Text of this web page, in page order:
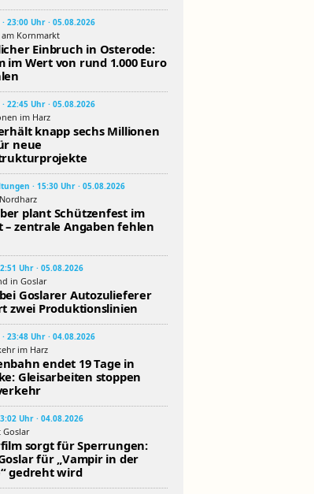
23:00 Uhr · 05.08.2026
Kornmarkt
Einbruch in Osterode:
im Wert von rund 1.000 Euro
22:45 Uhr · 05.08.2026
im Harz
knapp sechs Millionen
neue
· 15:30 Uhr · 05.08.2026
plant Schützenfest im
– zentrale Angaben fehlen
Uhr · 05.08.2026
in Goslar
Goslarer Autozulieferer
zwei Produktionslinien
23:48 Uhr · 04.08.2026
im Harz
endet 19 Tage in
Gleisarbeiten stoppen
Uhr · 04.08.2026
Goslar
sorgt für Sperrungen:
für „Vampir in der
gedreht wird